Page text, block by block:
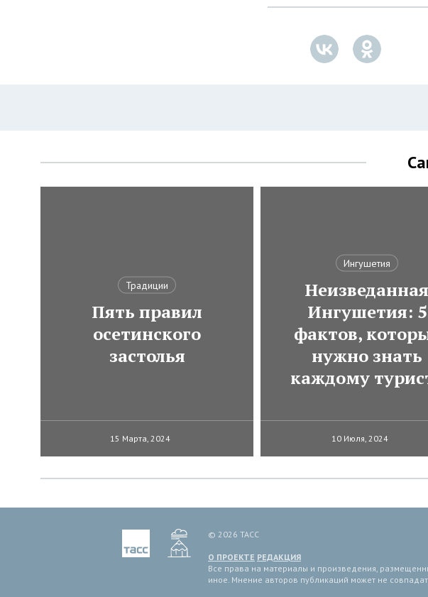
Традиции
Пять правил
осетинского
застолья
15 Марта, 2024
Ингушетия
Неизведанная
Ингушетия: 5
фактов,
нужно знать
каждому
10 Июля, 2024
© 2026 ТАСС
О ПРОЕКТЕ РЕДАКЦИЯ
Все права на материалы и произведения,
иное. Мнение авторов публикаций может не